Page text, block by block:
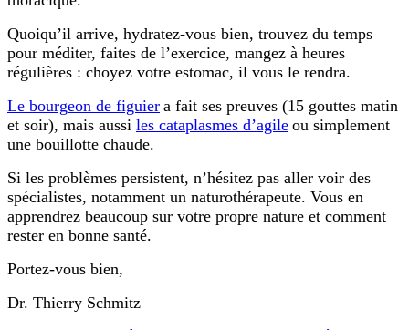
Quoiqu’il arrive, hydratez-vous bien, trouvez du temps
pour méditer, faites de l’exercice, mangez à heures
régulières : choyez votre estomac, il vous le rendra.
Le bourgeon de figuier a fait ses preuves (15 gouttes matin
et soir), mais aussi les cataplasmes d’agile ou simplement
une bouillotte chaude.
Si les problèmes persistent, n’hésitez pas aller voir des
spécialistes, notamment un naturothérapeute. Vous en
apprendrez beaucoup sur votre propre nature et comment
rester en bonne santé.
Portez-vous bien,
Dr. Thierry Schmitz